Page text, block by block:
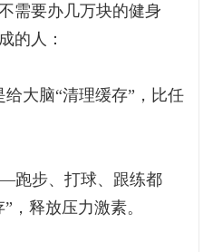
需要办几万块的健身
的人：
大脑“清理缓存”，比任
跑步、打球、跟练都
，释放压力激素。